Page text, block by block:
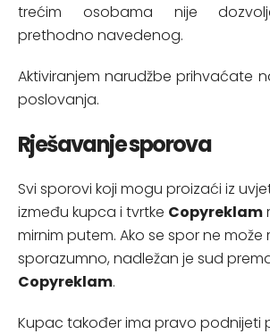
trećim osobama nije
prethodno navedenog.
Aktiviranjem narudžbe prihvaćate
poslovanja.
Rješavanje sporova
Svi sporovi koji mogu proizaći iz
između kupca i tvrtke Copyreklam
mirnim putem. Ako se spor ne može
sporazumno, nadležan je sud
Copyreklam.
Kupac također ima pravo podnijeti